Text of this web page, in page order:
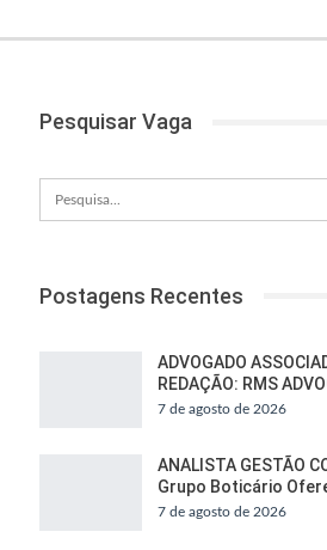
Pesquisar Vaga
Postagens Recentes
ADVOGADO
REDAÇÃO: RMS
7 de agosto de 2026
ANALISTA GESTÃO
Grupo Boticário
7 de agosto de 2026